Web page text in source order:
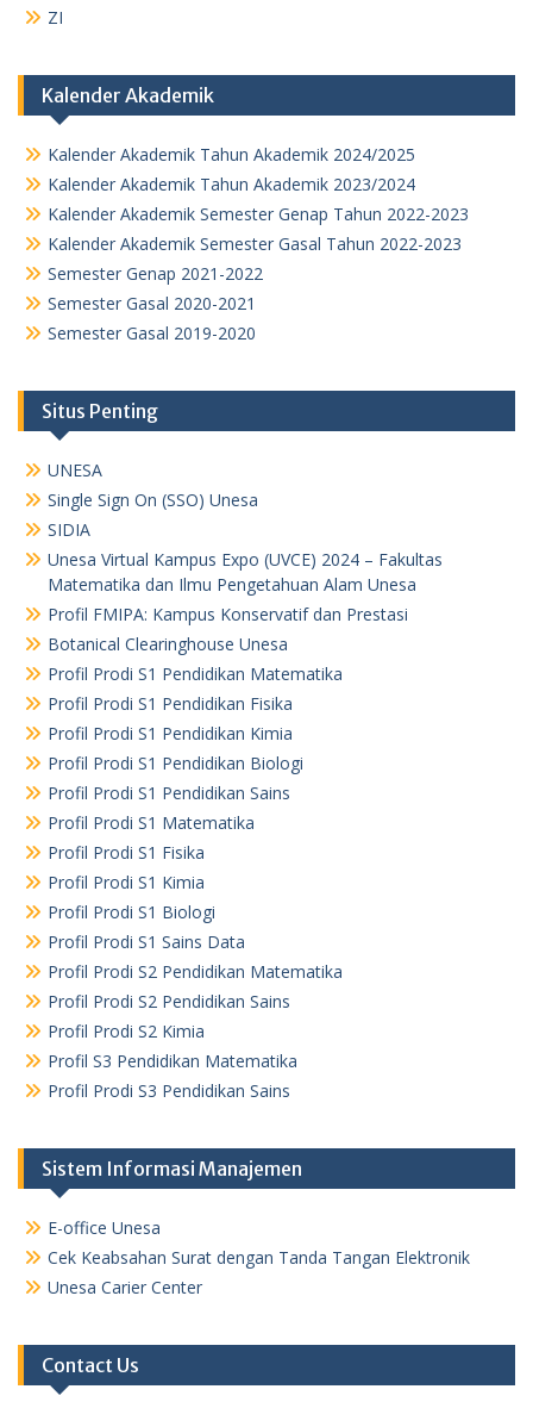
ZI
Kalender Akademik
Kalender Akademik Tahun Akademik 2024/2025
Kalender Akademik Tahun Akademik 2023/2024
Kalender Akademik Semester Genap Tahun 2022-2023
Kalender Akademik Semester Gasal Tahun 2022-2023
Semester Genap 2021-2022
Semester Gasal 2020-2021
Semester Gasal 2019-2020
Situs Penting
UNESA
Single Sign On (SSO) Unesa
SIDIA
Unesa Virtual Kampus Expo (UVCE) 2024 – Fakultas
Matematika dan Ilmu Pengetahuan Alam Unesa
Profil FMIPA: Kampus Konservatif dan Prestasi
Botanical Clearinghouse Unesa
Profil Prodi S1 Pendidikan Matematika
Profil Prodi S1 Pendidikan Fisika
Profil Prodi S1 Pendidikan Kimia
Profil Prodi S1 Pendidikan Biologi
Profil Prodi S1 Pendidikan Sains
Profil Prodi S1 Matematika
Profil Prodi S1 Fisika
Profil Prodi S1 Kimia
Profil Prodi S1 Biologi
Profil Prodi S1 Sains Data
Profil Prodi S2 Pendidikan Matematika
Profil Prodi S2 Pendidikan Sains
Profil Prodi S2 Kimia
Profil S3 Pendidikan Matematika
Profil Prodi S3 Pendidikan Sains
Sistem Informasi Manajemen
E-office Unesa
Cek Keabsahan Surat dengan Tanda Tangan Elektronik
Unesa Carier Center
Contact Us